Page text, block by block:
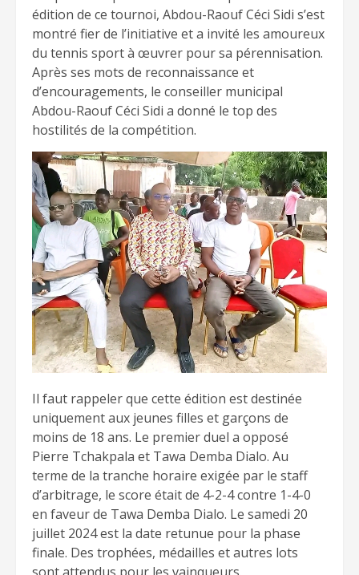
édition de ce tournoi, Abdou-Raouf Céci Sidi s’est
montré fier de l’initiative et a invité les amoureux
du tennis sport à œuvrer pour sa pérennisation.
Après ses mots de reconnaissance et
d’encouragements, le conseiller municipal
Abdou-Raouf Céci Sidi a donné le top des
hostilités de la compétition.
Il faut rappeler que cette édition est destinée
uniquement aux jeunes filles et garçons de
moins de 18 ans. Le premier duel a opposé
Pierre Tchakpala et Tawa Demba Dialo. Au
terme de la tranche horaire exigée par le staff
d’arbitrage, le score était de 4-2-4 contre 1-4-0
en faveur de Tawa Demba Dialo. Le samedi 20
juillet 2024 est la date retunue pour la phase
finale. Des trophées, médailles et autres lots